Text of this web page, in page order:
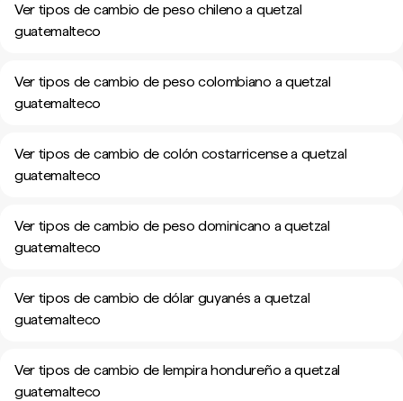
Ver tipos de cambio de peso chileno a quetzal
guatemalteco
Ver tipos de cambio de peso colombiano a quetzal
guatemalteco
Ver tipos de cambio de colón costarricense a quetzal
guatemalteco
Ver tipos de cambio de peso dominicano a quetzal
guatemalteco
Ver tipos de cambio de dólar guyanés a quetzal
guatemalteco
Ver tipos de cambio de lempira hondureño a quetzal
guatemalteco